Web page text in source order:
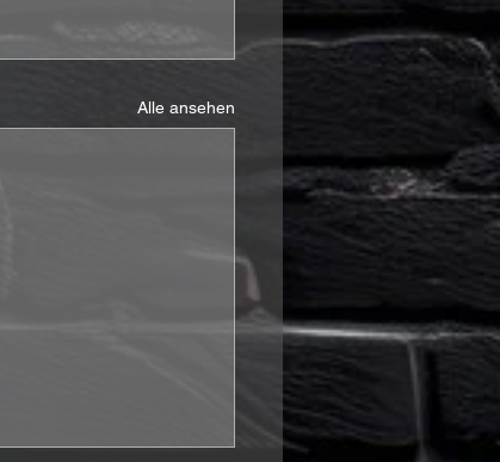
Alle ansehen